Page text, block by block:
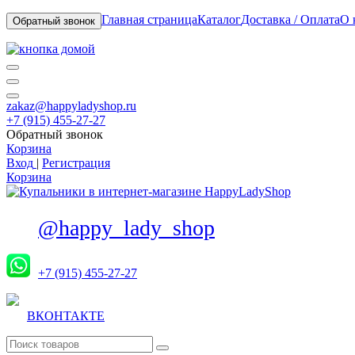
Обратный звонок Главная страницаКаталогДоставка / ОплатаО
zakaz@happyladyshop.ru
+7 (915) 455-27-27
Обратный звонок
Корзина
Вход | Регистрация
Корзина
@happy_lady_shop
+7 (915) 455-27-27
ВКОНТАКТЕ